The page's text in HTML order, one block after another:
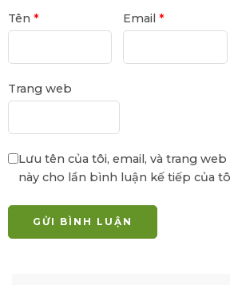
Tên * Email*
Trang web
Lưu tên của tôi, email, và trang
này cho lần bình luận kế tiếp của